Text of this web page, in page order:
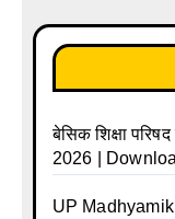
बेसिक शिक्षा
2026 |
Basic School
UP